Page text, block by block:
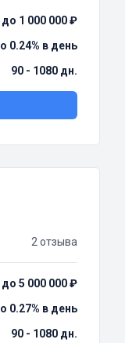
1 000 000 ₽
0.24% в день
90 - 1080 дн.
2 отзыва
5 000 000 ₽
0.27% в день
90 - 1080 дн.